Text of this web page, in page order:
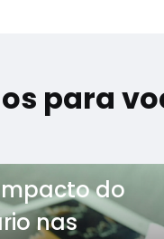
para
do
nas